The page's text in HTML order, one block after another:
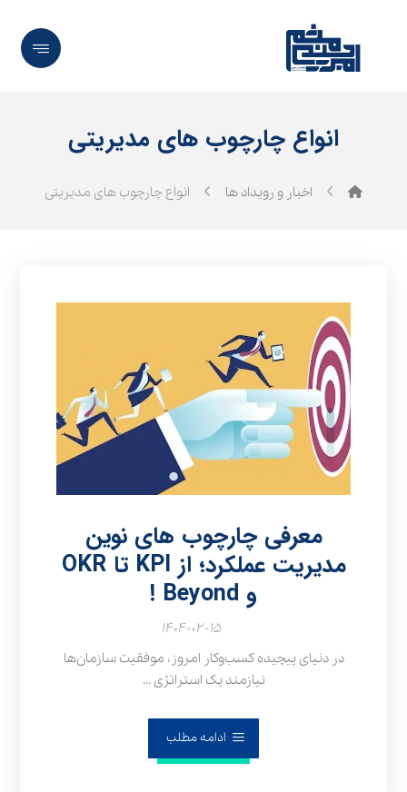
انواع چارچوب های مدیریتی
اخبار و رویداد ها انواع چارچوب های مدیریتی
معرفی چارچوب‌ های نوین
مدیریت عملکرد؛ از KPI تا OKR
و Beyond !
۱۴۰۴-۰۲-۱۵
در دنیای پیچیده کسب‌وکار امروز، موفقیت سازمان‌ها
نیازمند یک استراتژی ...
ادامه مطلب